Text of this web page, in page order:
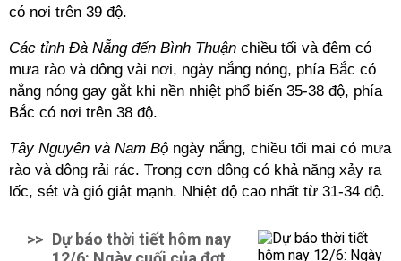
có nơi trên 39 độ.
Các tỉnh Đà Nẵng đến Bình Thuận chiều tối và đêm có
mưa rào và dông vài nơi, ngày nắng nóng, phía Bắc có
nắng nóng gay gắt khi nền nhiệt phổ biến 35-38 độ, phía
Bắc có nơi trên 38 độ.
Tây Nguyên và Nam Bộ ngày nắng, chiều tối mai có mưa
rào và dông rải rác. Trong cơn dông có khả năng xảy ra
lốc, sét và gió giật mạnh. Nhiệt độ cao nhất từ 31-34 độ.
>> Dự báo thời tiết hôm nay